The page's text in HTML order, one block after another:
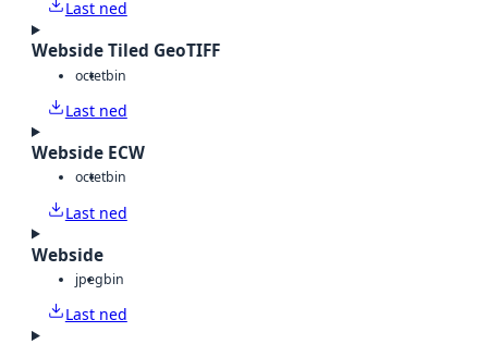
Last ned
Webside Tiled GeoTIFF
octetbin
Last ned
Webside ECW
octetbin
Last ned
Webside
jpegbin
Last ned